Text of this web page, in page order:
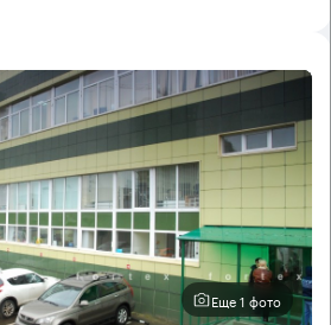
Еще 1 фото